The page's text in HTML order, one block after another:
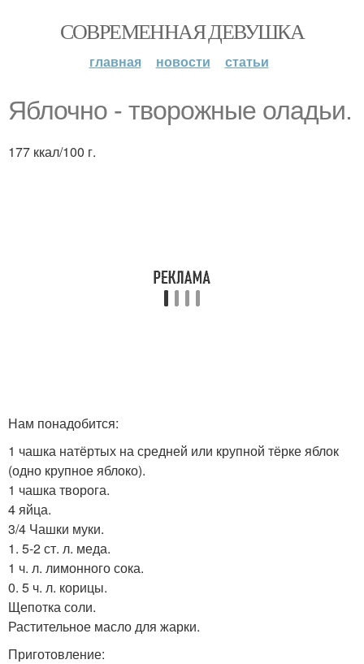
СОВРЕМЕННАЯ ДЕВУШКА
главная новости статьи
Яблочно - творожные оладьи.
177 ккал/100 г.
Нам понадобится:
1 чашка натёртых на средней или крупной тёрке яблок
(одно крупное яблоко).
1 чашка творога.
4 яйца.
3/4 Чашки муки.
1. 5-2 ст. л. меда.
1 ч. л. лимонного сока.
0. 5 ч. л. корицы.
Щепотка соли.
Растительное масло для жарки.
Приготовление: